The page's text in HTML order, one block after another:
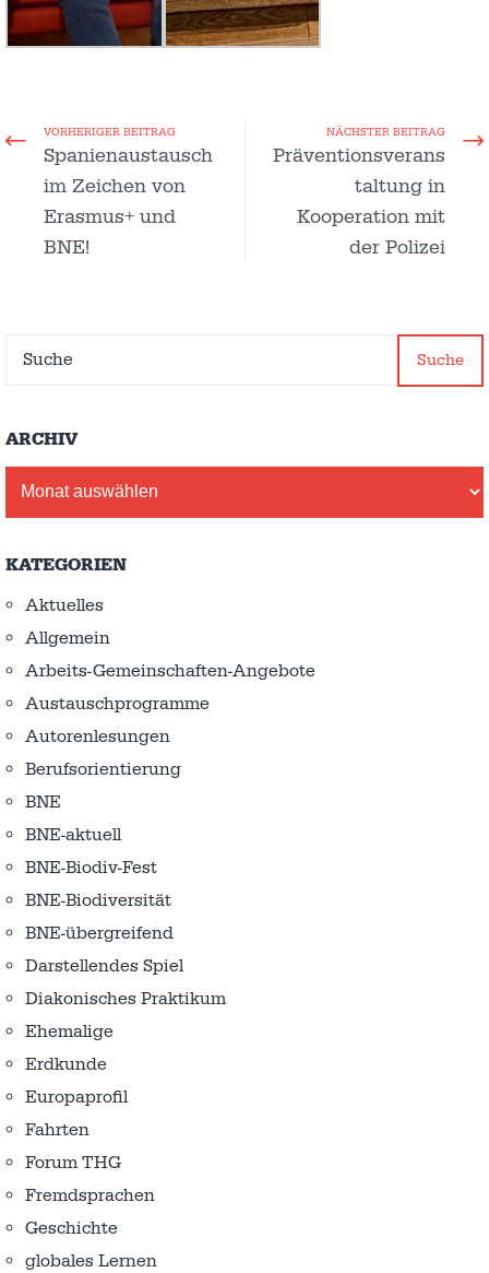
VORHERIGER BEITRAG
Spanienaustausch
im Zeichen von
Erasmus+ und
BNE!
NÄCHSTER BEITRAG
Präventionsverans
taltung in
Kooperation mit
der Polizei
Suche
ARCHIV
KATEGORIEN
Aktuelles
Allgemein
Arbeits-Gemeinschaften-Angebote
Austausch­programme
Autorenlesungen
Berufsorientierung
BNE
BNE-aktuell
BNE-Biodiv-Fest
BNE-Biodiversität
BNE-übergreifend
Darstellendes Spiel
Diakonisches Praktikum
Ehemalige
Erdkunde
Europaprofil
Fahrten
Forum THG
Fremdsprachen
Geschichte
globales Lernen